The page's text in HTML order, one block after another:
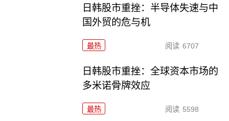
日韩股市重挫：半导体失速与中
国外贸的危与机
最热 阅读 6707
日韩股市重挫：全球资本市场的
多米诺骨牌效应
最热 阅读 5598